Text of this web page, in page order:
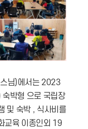
님)에서는 2023
박형 으로 국립장
및 숙박 , 식사비를
교육 이종인외 19